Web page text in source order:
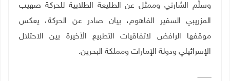
وسلّم الشارني وممثل عن الطليعة الطلابية للحركة صهيب
المزريبي السفير الفاهوم، بيان صادر عن الحركة، يعكس
موقفها الرافض لاتفاقيات التطبيع الأخيرة بين الاحتلال
الإسرائيلي ودولة الإمارات ومملكة البحرين.
ـــــــــــــ